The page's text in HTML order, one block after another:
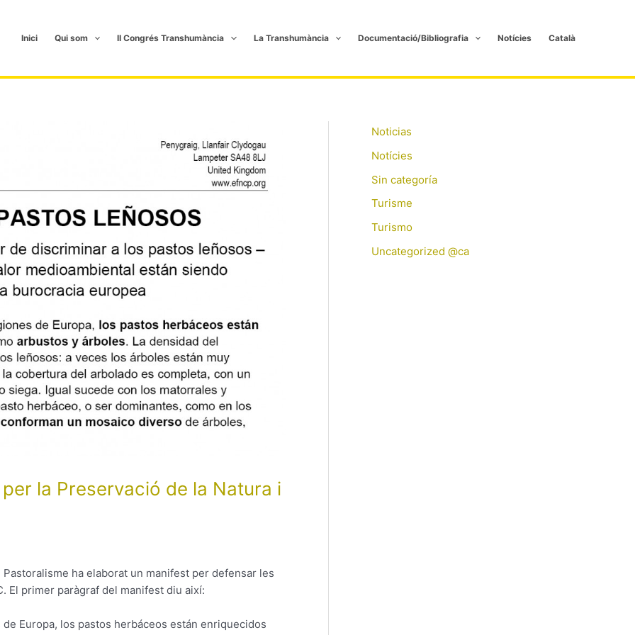
Inici Qui som II Congrés Transhumància La Transhumància Documentació/Bibliografia Notícies Català
la Preservació de la Natura i
ha elaborat un manifest per defensar les
El primer paràgraf del manifest diu així:
Europa, los pastos herbáceos están enriquecidos
Noticias
Notícies
Sin categoría
Turisme
Turismo
Uncategorized @ca